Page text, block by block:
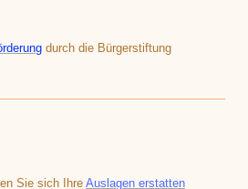
durch die Bürgerstiftung
Sie sich Ihre Auslagen erstatten